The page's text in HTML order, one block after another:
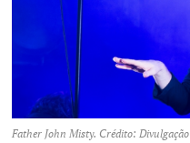
Father John Misty. Crédito: Divulgação